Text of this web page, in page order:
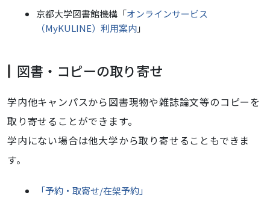
京都大学図書館機構「オンラインサービス
（MyKULINE）利用案内」
図書・コピーの取り寄せ
学内他キャンパスから図書現物や雑誌論文等のコピーを
取り寄せることができます。
学内にない場合は他大学から取り寄せることもできま
す。
「予約・取寄せ/在架予約」